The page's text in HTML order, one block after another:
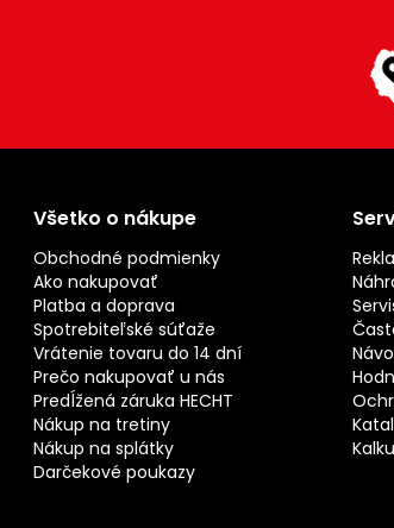
Všetko o nákupe
Obchodné podmienky
Ako nakupovať
Platba a doprava
Spotrebiteľské súťaže
Vrátenie tovaru do 14 dní
Prečo nakupovať u nás
Predĺžená záruka HECHT
Nákup na tretiny
Nákup na splátky
Darčekové poukazy